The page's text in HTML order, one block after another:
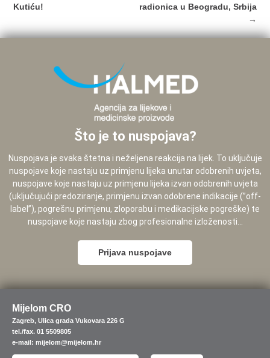
navigation
Kutiću!
radionica u Beogradu, Srbija
→
Što je to nuspojava?
Nuspojava je svaka štetna i neželjena reakcija na lijek. To uključuje
nuspojave koje nastaju uz primjenu lijeka unutar odobrenih uvjeta,
nuspojave koje nastaju uz primjenu lijeka izvan odobrenih uvjeta
(uključujući predoziranje, primjenu izvan odobrene indikacije (”off-
label”), pogrešnu primjenu, zloporabu i medikacijske pogreške) te
nuspojave koje nastaju zbog profesionalne izloženosti...
Prijava nuspojave
Mijelom CRO
Zagreb, Ulica grada Vukovara 226 G
tel./fax. 01 5509805
e-mail: mijelom@mijelom.hr